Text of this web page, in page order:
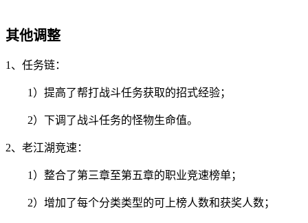
其他调整
1、任务链：
1）提高了帮打战斗任务获取的招式经验；
2）下调了战斗任务的怪物生命值。
2、老江湖竞速：
1）整合了第三章至第五章的职业竞速榜单；
2）增加了每个分类类型的可上榜人数和获奖人数；